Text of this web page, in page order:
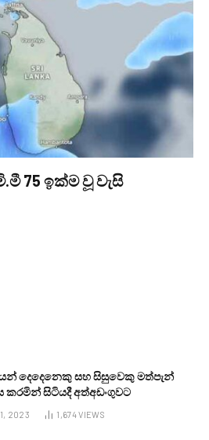
75 ඉක්ම වූ වැසි
දෙදෙනෙකු සහ සිසුවෙකු මත්පැන්
කරමින් සිටියදී අත්අඩංගුවට
2023 1,674VIEWS